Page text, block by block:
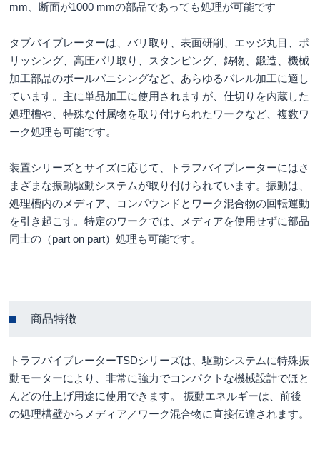
mm、断面が1000 mmの部品であっても処理が可能です
タブバイブレーターは、バリ取り、表面研削、エッジ丸目、ポ
リッシング、高圧バリ取り、スタンピング、鋳物、鍛造、機械
加工部品のボールバニシングなど、あらゆるバレル加工に適し
ています。主に単品加工に使用されますが、仕切りを内蔵した
処理槽や、特殊な付属物を取り付けられたワークなど、複数ワ
ーク処理も可能です。
装置シリーズとサイズに応じて、トラフバイブレーターにはさ
まざまな振動駆動システムが取り付けられています。振動は、
処理槽内のメディア、コンパウンドとワーク混合物の回転運動
を引き起こす。特定のワークでは、メディアを使用せずに部品
同士の（part on part）処理も可能です。
商品特徴
トラフバイブレーターTSDシリーズは、駆動システムに特殊振
動モーターにより、非常に強力でコンパクトな機械設計でほと
んどの仕上げ用途に使用できます。 振動エネルギーは、前後
の処理槽壁からメディア／ワーク混合物に直接伝達されます。